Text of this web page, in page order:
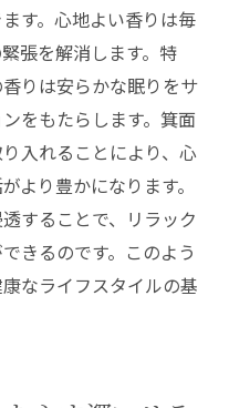
す。心地よい香りは毎
張を解消します。特
りは安らかな眠りをサ
をもたらします。箕面
入れることにより、心
より豊かになります。
することで、リラック
きるのです。このよう
なライフスタイルの基